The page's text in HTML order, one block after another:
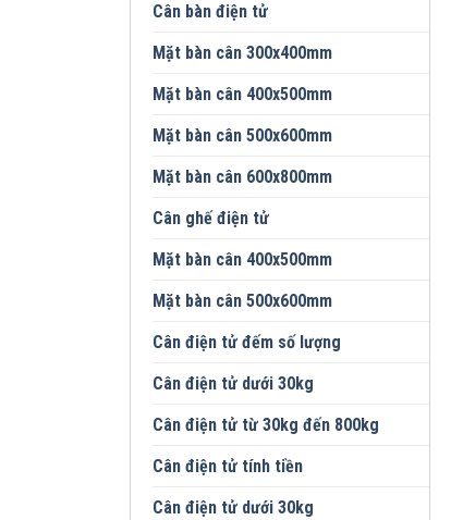
Cân bàn điện tử
Mặt bàn cân 300x400mm
Mặt bàn cân 400x500mm
Mặt bàn cân 500x600mm
Mặt bàn cân 600x800mm
Cân ghế điện tử
Mặt bàn cân 400x500mm
Mặt bàn cân 500x600mm
Cân điện tử đếm số lượng
Cân điện tử dưới 30kg
Cân điện tử từ 30kg đến 800kg
Cân điện tử tính tiền
Cân điện tử dưới 30kg